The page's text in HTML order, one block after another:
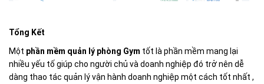
Tổng Kết
Một phần mềm quản lý phòng Gym tốt là phần mềm mang lại
nhiều yếu tố giúp cho người chủ và doanh nghiệp đó trở nên dễ
dàng thao tác quản lý vận hành doanh nghiệp một cách tốt nhất ,